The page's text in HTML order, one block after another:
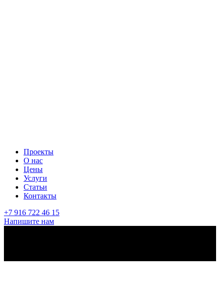
Проекты
О нас
Цены
Услуги
Статьи
Контакты
+7 916 722 46 15
Напишите нам